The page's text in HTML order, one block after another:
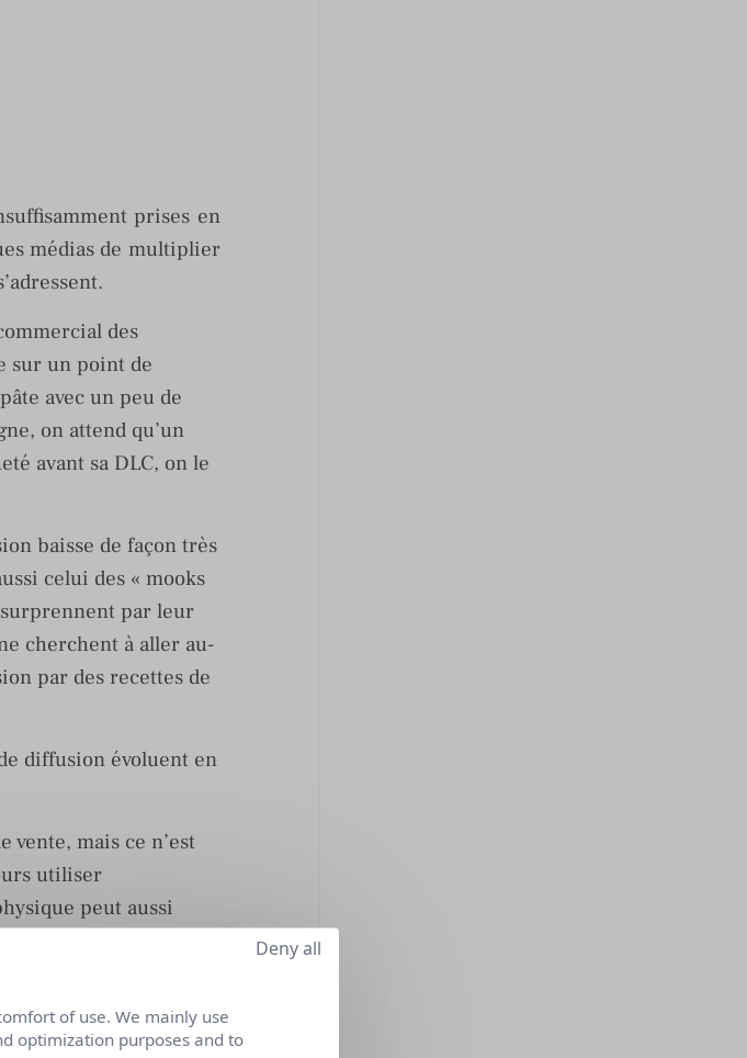
prises en
médias de multiplier
des
sur un point de
avec un peu de
on attend qu’un
avant sa DLC, on le
baisse de façon très
celui des « mooks
par leur
cherchent à aller au-
par des recettes de
diffusion évoluent en
mais ce n’est
utiliser
peut aussi
couplage avec le
of use. We mainly use
optimization purposes and to
Deny all